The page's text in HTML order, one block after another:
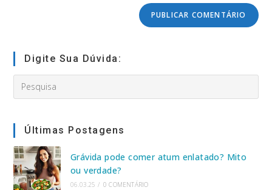
(opcional)
Digite Sua Dúvida:
this
Últimas Postagens
Grávida pode comer atum enlatado? Mito
ou verdade?
06.03.25 / 0 COMENTÁRIO